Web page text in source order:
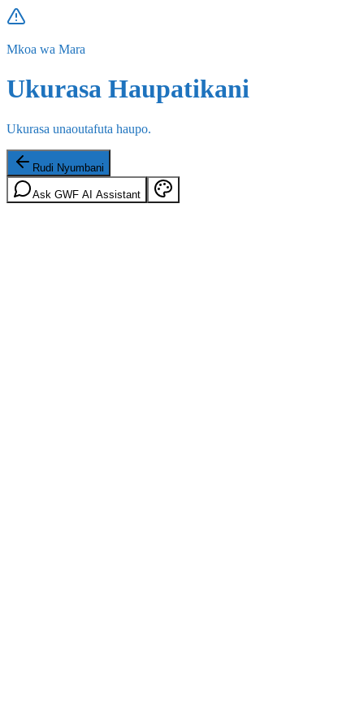
Mkoa wa Mara
Ukurasa Haupatikani
Ukurasa unaoutafuta haupo.
Rudi Nyumbani
Ask GWF AI Assistant